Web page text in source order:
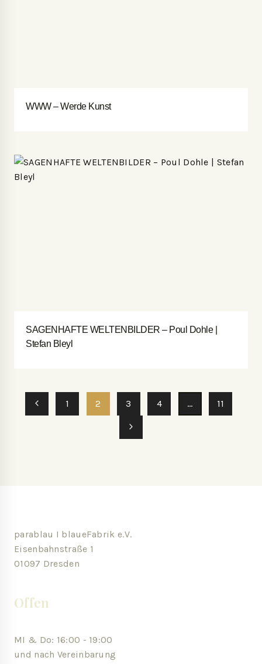
WWW – Werde Kunst
SAGENHAFTE WELTENBILDER – Poul Dohle |
Stefan Bleyl
1 2 3 4 … 11
parablau I blaueFabrik e.V.
Eisenbahnstraße 1
01097 Dresden
Offen
MI & Do: 16:00 - 19:00
und nach Vereinbarung